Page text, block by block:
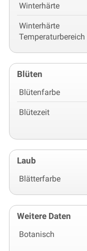
Winterhärte
Winterhärte
Temperaturbereich
Blüten
Blütenfarbe
Blütezeit
Laub
Blätterfarbe
Weitere Daten
Botanisch